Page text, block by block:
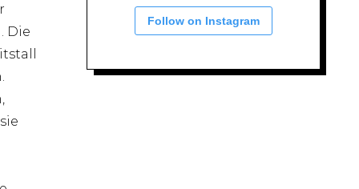
Die
Follow on Instagram